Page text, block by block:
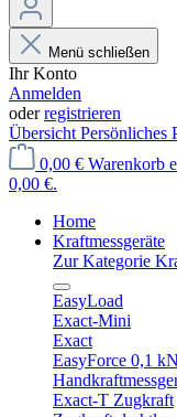
Menü schließen
Ihr Konto
Anmelden
oderregistrieren
Übersicht Persönliches
0,00 € Warenkorb
0,00 €.
Home
Kraftmessgeräte
Zur Kategorie
EasyLoad
Exact-Mini
Exact
EasyForce 0,1
Exact-T Zugkraft